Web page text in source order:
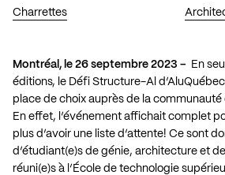
Charrettes
Montréal, le 26 septembre 2023 –
En
éditions, le Défi Structure-Al
place de choix auprès de la
En effet, l’événement affichait complet
plus d’avoir une liste d’attente! Ce sont
d’étudiant(e)s de génie, architecture et
réuni(e)s à l’École de technologie